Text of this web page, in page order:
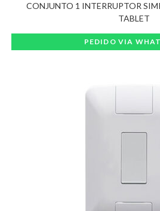
CONJUNTO 1 INTERRUPTOR
TABLET
PEDIDO VIA